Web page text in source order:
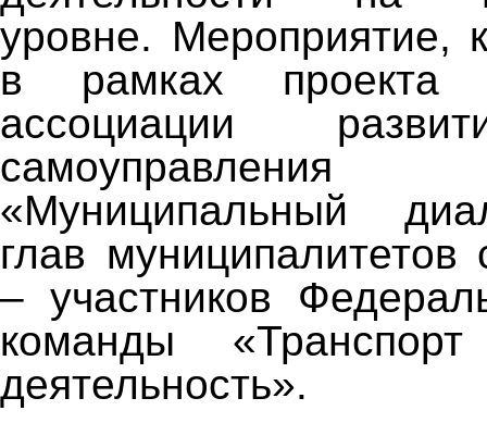
уровне. Мероприятие,
в рамках проекта
ассоциации
«Муниципальный
глав
– участников
команды
деятельность».